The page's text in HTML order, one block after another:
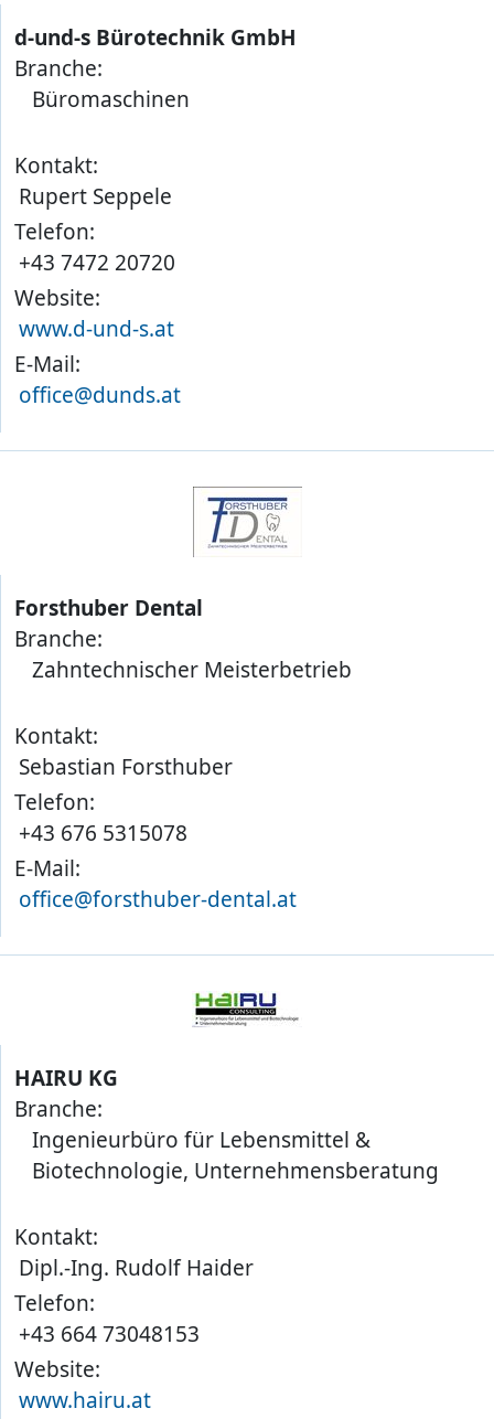
d-und-s Bürotechnik GmbH
Branche:
Büromaschinen
Kontakt:
Rupert Seppele
Telefon:
+43 7472 20720
Website:
www.d-und-s.at
E-Mail:
office@dunds.at
Forsthuber Dental
Branche:
Zahntechnischer Meisterbetrieb
Kontakt:
Sebastian Forsthuber
Telefon:
+43 676 5315078
E-Mail:
office@forsthuber-dental.at
HAIRU KG
Branche:
Ingenieurbüro für Lebensmittel &
Biotechnologie, Unternehmensberatung
Kontakt:
Dipl.-Ing. Rudolf Haider
Telefon:
+43 664 73048153
Website:
www.hairu.at